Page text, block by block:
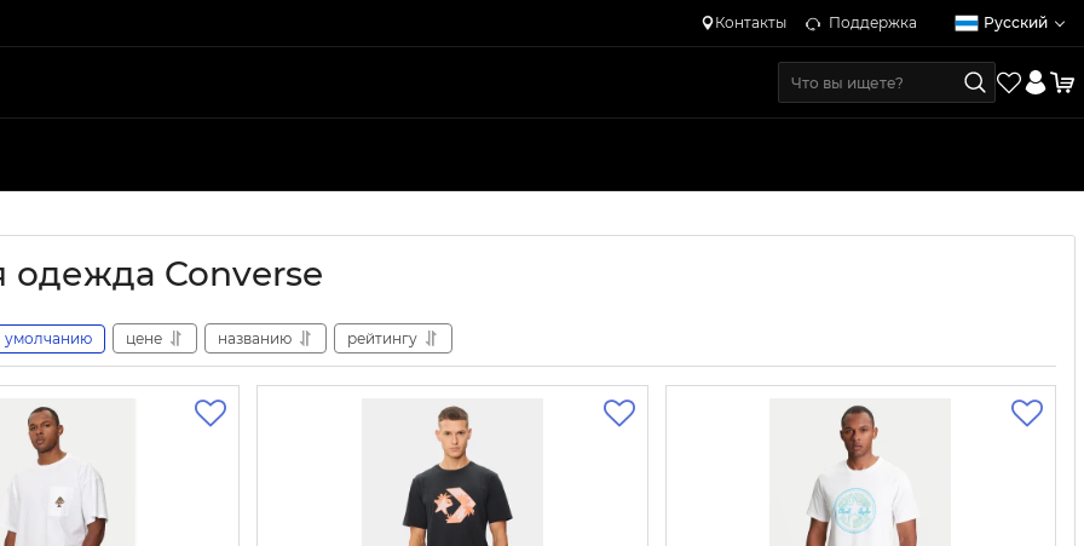
Контакты Поддержка Русский
одежда Converse
умолчанию цене названию рейтингу